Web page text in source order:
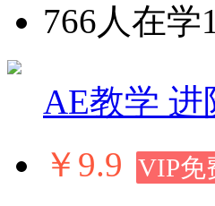
766人在学
AE教学 进
￥9.9 VIP免